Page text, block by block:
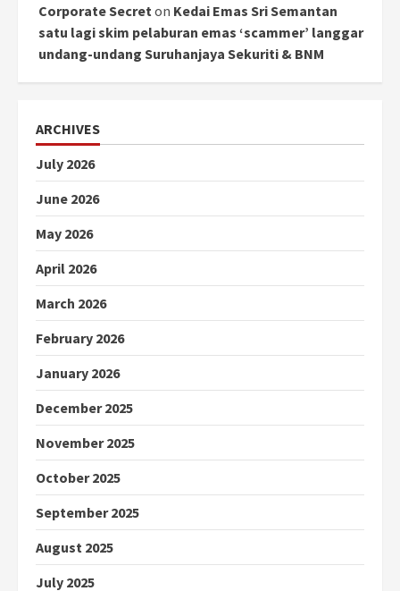
Corporate Secreton Kedai Emas Sri Semantan
satu lagi skim pelaburan emas ‘scammer’ langgar
undang-undang Suruhanjaya Sekuriti & BNM
ARCHIVES
July 2026
June 2026
May 2026
April 2026
March 2026
February 2026
January 2026
December 2025
November 2025
October 2025
September 2025
August 2025
July 2025